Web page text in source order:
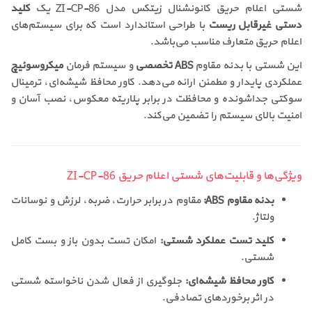
شستی اعلام حریق کانونشنال زیتکس مدل ZI-CP-86 یک
کلید
دستی غیرقابل ریست با طراحی استاندارد است که برای سیستم‌های
اعلام حریق متعارف مناسب می‌باشد.
این شستی با بدنه مقاومABS تخصصی و سیستم فرمانمیکروسوئیچ
عملکردی پایدار و مطمئن ارائه می‌دهد. کاور محافظ شیشه‌ای، ترمینال
سوکتی جداشونده و محافظت در برابر پلاریته معکوس، نصب آسان و
امنیت بالای سیستم را تضمین می‌کند.
ویژگی‌ها و قابلیت‌های شستی اعلام حریق ZI-CP-86
بدنه مقاوم ABS:
مقاوم در برابر حرارت، ضربه، لرزش و نوسانات
ولتاژ.
کلید تست عملکرد شستی: امکان تست بدون باز و بست کامل
شستی.
کاور محافظ شیشه‌ای: جلوگیری از فعال شدن ناخواسته شستی
در اثر برخوردهای تصادفی.